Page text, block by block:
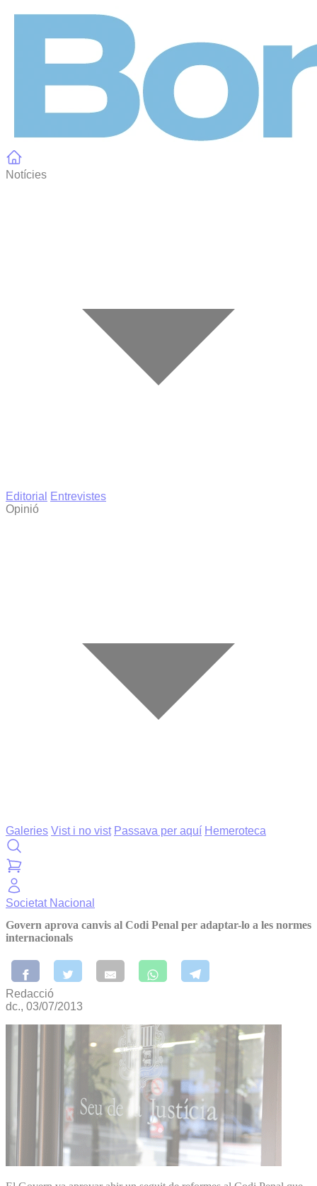
Notícies
Editorial
Entrevistes
Opinió
Galeries Vist i no vist Passava per aquí Hemeroteca
Societat Nacional
Govern aprova canvis al Codi Penal per adaptar-lo a les normes
internacionals
Redacció
dc., 03/07/2013